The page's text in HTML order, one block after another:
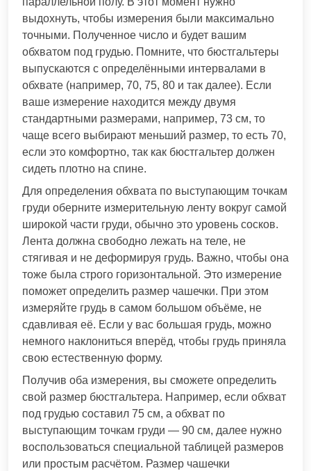
выдохнуть, чтобы измерения были максимально
точными. Полученное число и будет вашим
обхватом под грудью. Помните, что бюстгальтеры
выпускаются с определёнными интервалами в
обхвате (например, 70, 75, 80 и так далее). Если
ваше измерение находится между двумя
стандартными размерами, например, 73 см, то
чаще всего выбирают меньший размер, то есть 70,
если это комфортно, так как бюстгальтер должен
сидеть плотно на спине.
Для определения обхвата по выступающим точкам
груди оберните измерительную ленту вокруг самой
широкой части груди, обычно это уровень сосков.
Лента должна свободно лежать на теле, не
стягивая и не деформируя грудь. Важно, чтобы она
тоже была строго горизонтальной. Это измерение
поможет определить размер чашечки. При этом
измеряйте грудь в самом большом объёме, не
сдавливая её. Если у вас большая грудь, можно
немного наклониться вперёд, чтобы грудь приняла
свою естественную форму.
Получив оба измерения, вы сможете определить
свой размер бюстгальтера. Например, если обхват
под грудью составил 75 см, а обхват по
выступающим точкам груди — 90 см, далее нужно
воспользоваться специальной таблицей размеров
или простым расчётом. Размер чашечки